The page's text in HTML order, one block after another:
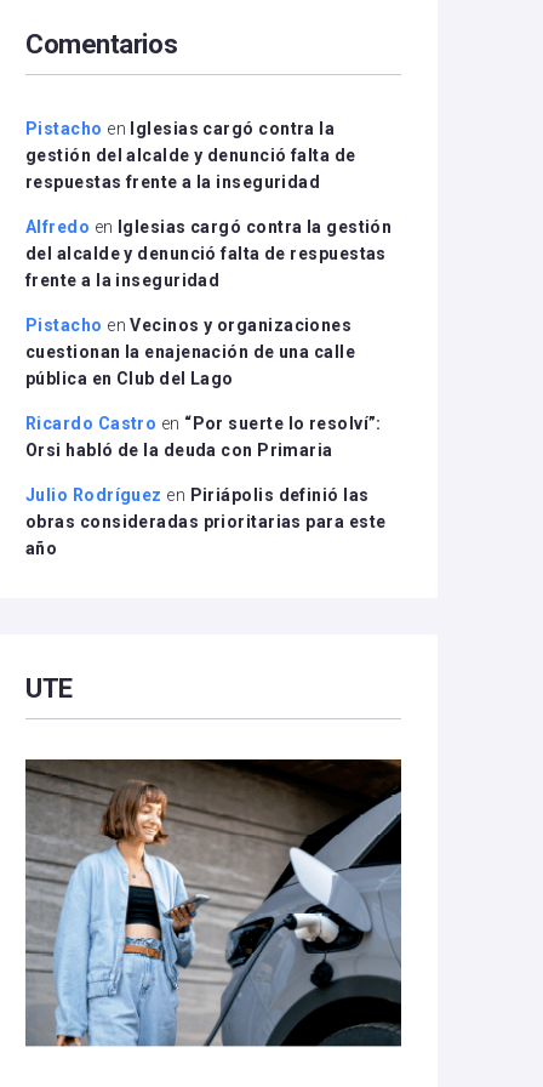
disminuir
el
Comentarios
Pistacho en
Iglesias cargó contra la
gestión del alcalde y denunció falta de
respuestas frente a la inseguridad
Alfredo en
Iglesias cargó contra la gestión
del alcalde y denunció falta de respuestas
frente a la inseguridad
Pistacho enVecinos y organizaciones
cuestionan la enajenación de una calle
pública en Club del Lago
Ricardo Castro en “Por suerte lo resolví”:
Orsi habló de la deuda con Primaria
Julio Rodríguez en Piriápolis definió las
obras consideradas prioritarias para este
año
UTE